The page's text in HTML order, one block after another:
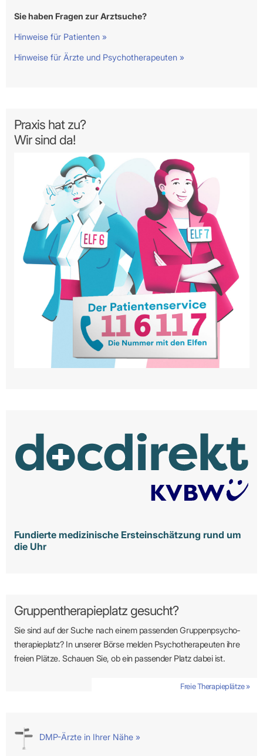
Sie haben Fragen zur Arztsuche?
Hinweise für Patienten »
Hinweise für Ärzte und Psychotherapeuten »
Praxis hat zu?
Wir sind da!
Fundierte medizinische Ersteinschätzung rund um
die Uhr
Gruppentherapieplatz gesucht?
Sie sind auf der Suche nach einem passenden Gruppen­psycho­
therapie­platz? In unserer Börse melden Psycho­­thera­­peuten ihre
freien Plätze. Schauen Sie, ob ein passender Platz dabei ist.
Freie Therapieplätze »
DMP-Ärzte in Ihrer Nähe »